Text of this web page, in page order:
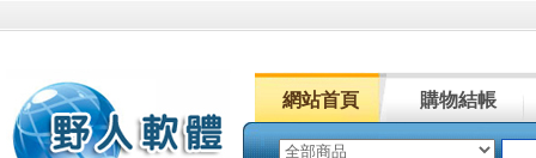
網站首頁 購物結帳